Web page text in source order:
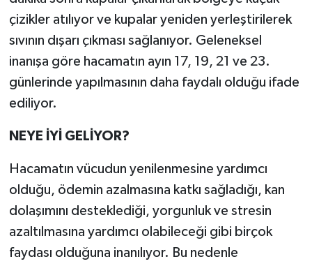
çizikler atılıyor ve kupalar yeniden yerleştirilerek
sıvının dışarı çıkması sağlanıyor. Geleneksel
inanışa göre hacamatın ayın 17, 19, 21 ve 23.
günlerinde yapılmasının daha faydalı olduğu ifade
ediliyor.
NEYE İYİ GELİYOR?
Hacamatın vücudun yenilenmesine yardımcı
olduğu, ödemin azalmasına katkı sağladığı, kan
dolaşımını desteklediği, yorgunluk ve stresin
azaltılmasına yardımcı olabileceği gibi birçok
faydası olduğuna inanılıyor. Bu nedenle